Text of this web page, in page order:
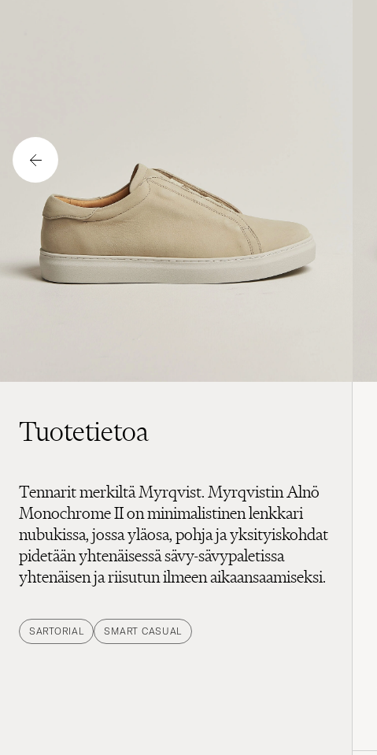
Tuotetietoa
Tennarit merkiltä Myrqvist. Myrqvistin Alnö
Monochrome II on minimalistinen lenkkari
nubukissa, jossa yläosa, pohja ja yksityiskohdat
pidetään yhtenäisessä sävy-sävypaletissa
yhtenäisen ja riisutun ilmeen aikaansaamiseksi.
SARTORIAL SMART CASUAL